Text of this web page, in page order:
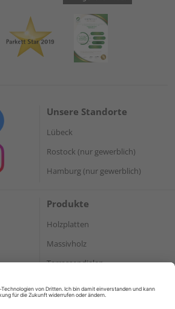
Unsere Standorte
Lübeck
Rostock (nur gewerblich)
Hamburg (nur gewerblich)
Produkte
Holzplatten
Massivholz
Terrassendielen